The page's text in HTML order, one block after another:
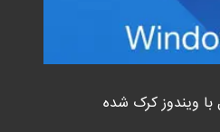
با ویندوز کرک شده